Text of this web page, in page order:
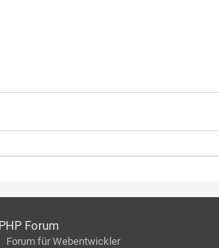
PHP Forum
Forum für Webentwickler